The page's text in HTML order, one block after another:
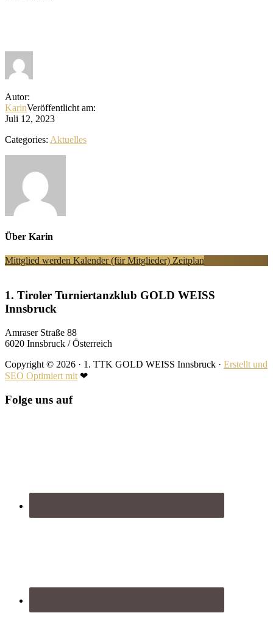
Autor:
KarinVeröffentlicht am:
Juli 12, 2023
Categories: Aktuelles
Über Karin
Explore
Mittglied werden Kalender (für Mitglieder) Zeitplan
Footer
1. Tiroler Turniertanzklub GOLD WEISS
Innsbruck
Amraser Straße 88
6020 Innsbruck / Österreich
Copyright © 2026 · 1. TTK GOLD WEISS Innsbruck · Erstellt und
SEO Optimiert mit ❤
Folge uns auf